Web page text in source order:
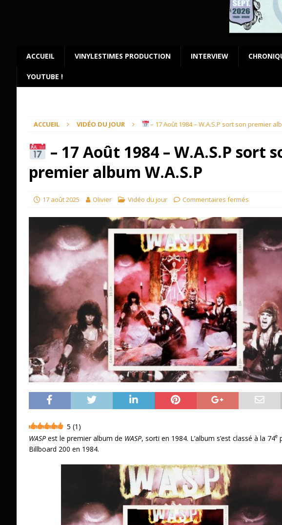
ACCUEIL VINYLESTIMES PRODUCTION INTERVIEW
YOUTUBE !
ACCUEIL VIDÉO DU JOUR – 17 Août 1984 – W.A.S.P sort son premier
– 17 Août 1984 – W.A.S.P sort
premier album W.A.S.P
17 août 2025 Olivier Vidéo du jour Commentaires fermés
5 (1 )
WASPest le premier album de WASP, sorti en 1984. L’album s’est classé à la 74e
Billboard 200 en 1984.